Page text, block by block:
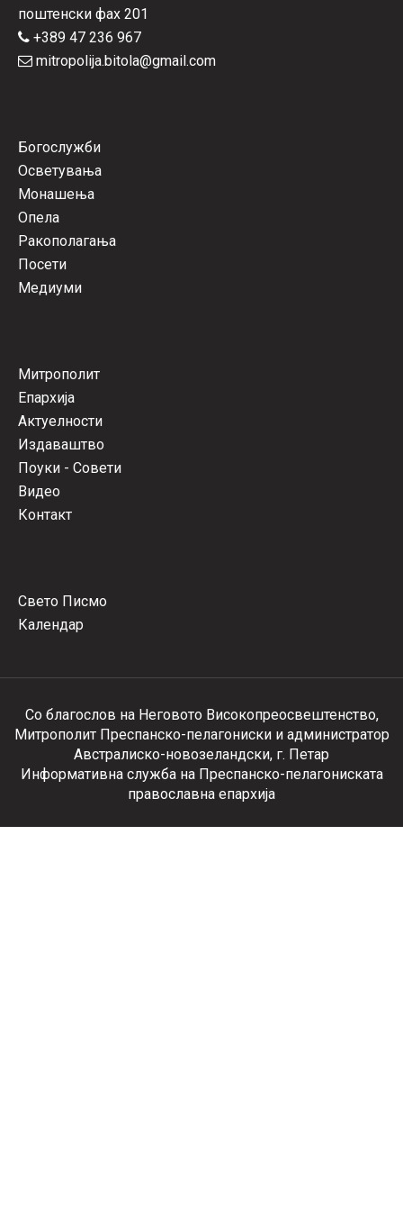
поштенски фах 201
+389 47 236 967
mitropolija.bitola@gmail.com
Богослужби
Осветувања
Монашења
Опела
Ракополагања
Посети
Медиуми
Митрополит
Епархија
Актуелности
Издаваштво
Поуки - Совети
Видео
Контакт
Свето Писмо
Календар
Со благослов на Неговото Високопреосвештенство,
Митрополит Преспанско-пелагониски и администратор
Австралиско-новозеландски, г. Петар
Информативна служба на Преспанско-пелагониската
православна епархија